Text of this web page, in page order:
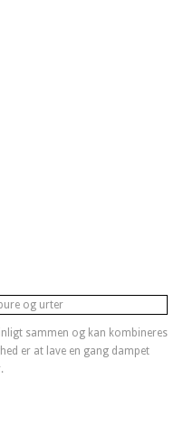
sammen og kan kombineres
er at lave en gang dampet